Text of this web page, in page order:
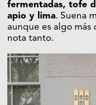
fermentadas, tofe
apio y lima. Suena
aunque es algo más
nota tanto.